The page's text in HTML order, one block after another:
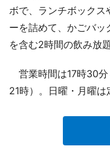
ボで、ランチボックス
ーを詰めて、かごバ
を含む2時間の飲み放
営業時間は17時30分
21時）。日曜・月曜は